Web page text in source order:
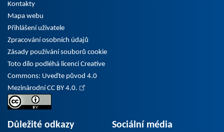
Kontakty
Mapa webu
Přihlášení uživatele
Zpracování osobních údajů
Zásady používání souborů cookie
Toto dílo podléhá licenci Creative
Commons: Uveďte původ 4.0
Mezinárodní CC BY 4.0.
Důležité odkazy Sociální média